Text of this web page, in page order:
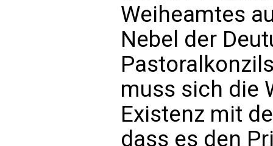
Weiheamtes
Nebel der
muss sich die
Existenz mit
dass es den